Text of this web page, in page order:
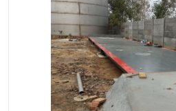
装载机电子秤
半自动输送机